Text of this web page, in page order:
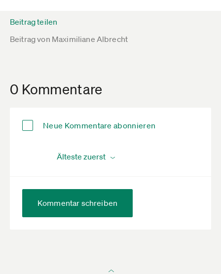
Beitrag teilen
Beitrag von Maximiliane Albrecht
0 Kommentare
Neue Kommentare abonnieren
Kommentar schreiben